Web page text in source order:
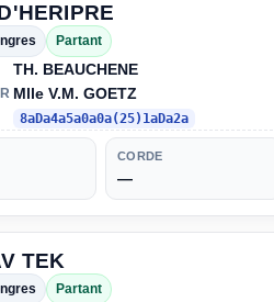
Partant
TH. BEAUCHENE
Mlle V.M. GOETZ
8aDa4a5a0a0a(25)1aDa2a
CORDE
—
TEK
Partant